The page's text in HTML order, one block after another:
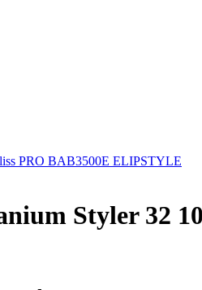
PRO BAB3500E ELIPSTYLE
Styler 32